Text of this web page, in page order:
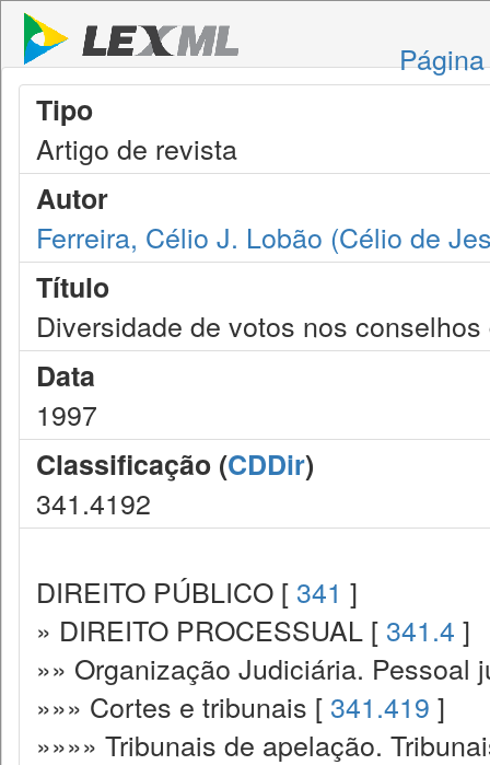
Tipo
Artigo de revista
Autor
Ferreira, Célio J. Lobão (Célio de
Título
Diversidade de votos nos
Data
1997
Classificação (CDDir)
341.4192
DIREITO PÚBLICO [ 341 ]
» DIREITO PROCESSUAL [ 341.4 ]
»» Organização Judiciária. Pessoal
»»» Cortes e tribunais [ 341.419 ]
»»»» Tribunais de apelação.